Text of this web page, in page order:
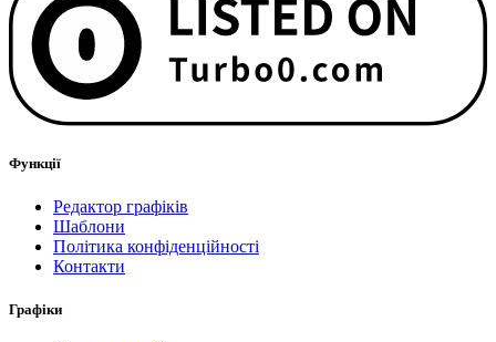
Функції
Редактор графіків
Шаблони
Політика конфіденційності
Контакти
Графіки